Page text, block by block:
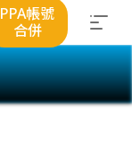
PPA帳號
合併